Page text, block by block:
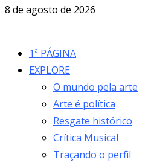
8 de agosto de 2026
1ª PÁGINA
EXPLORE
O mundo pela arte
Arte é política
Resgate histórico
Crítica Musical
Traçando o perfil